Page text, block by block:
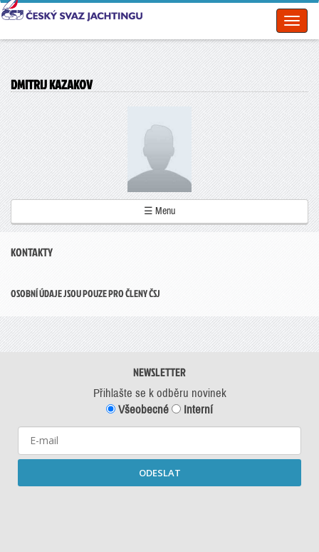
DMITRIJ KAZAKOV
☰ Menu
KONTAKTY
OSOBNÍ ÚDAJE JSOU POUZE PRO ČLENY ČSJ
NEWSLETTER
Přihlašte se k odběru novinek
Všeobecné
Interní
ODESLAT